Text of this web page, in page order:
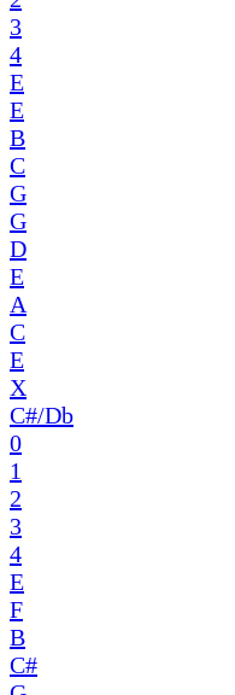
3
4
E
E
B
C
G
G
D
E
A
C
E
X
C#/Db
0
1
2
3
4
E
F
B
C#